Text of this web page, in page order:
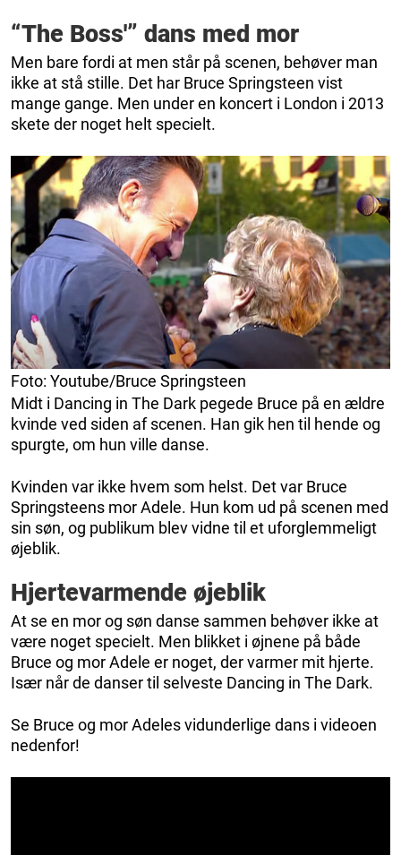
“The Boss'” dans med mor
Men bare fordi at men står på scenen, behøver man
ikke at stå stille. Det har Bruce Springsteen vist
mange gange. Men under en koncert i London i 2013
skete der noget helt specielt.
Foto: Youtube/Bruce Springsteen
Midt i Dancing in The Dark pegede Bruce på en ældre
kvinde ved siden af ​​scenen. Han gik hen til hende og
spurgte, om hun ville danse.
Kvinden var ikke hvem som helst. Det var Bruce
Springsteens mor Adele. Hun kom ud på scenen med
sin søn, og publikum blev vidne til et uforglemmeligt
øjeblik.
Hjertevarmende øjeblik
At se en mor og søn danse sammen behøver ikke at
være noget specielt. Men blikket i øjnene på både
Bruce og mor Adele er noget, der varmer mit hjerte.
Især når de danser til selveste Dancing in The Dark.
Se Bruce og mor Adeles vidunderlige dans i videoen
nedenfor!